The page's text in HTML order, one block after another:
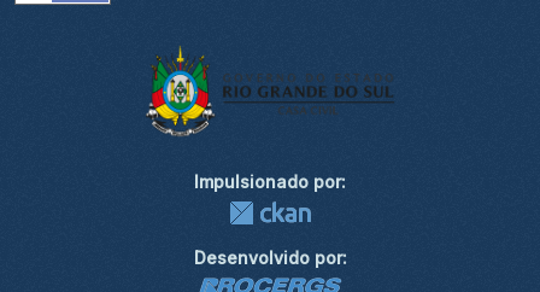
Impulsionado por:
Desenvolvido por: